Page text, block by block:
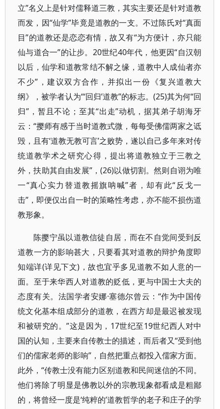
立”名义上是针对儒释道三教，其实主要还是针对道教
而发，因“仙学”毕竟是道教的一支。不过陈氏对“真面
目”的道教还是恋恋有情，故又有“为方便计，亦只能
仙与道合一”的让步。20世纪40年代，他更因“自汉朝
以后，仙学和道教常结不解之缘，道教中人成仙者亦
不少”，建议双方合作，并拟出一份《复兴道教大
纲》，被学者认为“‘回归’道教”的标志。(25)其为何“回
归”，暂且不论；至其“出走”动机，据其弟子胡海牙
云：“撄师有感于当时道教式微，每每受佛儒两家之诋
毁，且有‘道教无教可言’之败势，遂以自己多年来对传
统道教学术之研究心得，提出将道教独立于三教之
外，扶助其自由发展”，(26)以做切割。然则自诩为唯
一“真心实力替道教摇旗呐喊”者，却有此“反戈一
击”，即便仅出自一时的策略性考虑，亦不能不损伤道
教形象。
陈撄宁虽以道教信徒自居，而在不自觉间受到反
道教一方的影响甚大，只要看其对道教的辩护角度即
知端详(详见下文)，故也宜乎多见道教不如人意的一
面。至于来华西人对道教的贬低，更与中国士大夫的
态度有关。法国学者安娜·塞德尔曾云：“作为中国传
统文化基本组成部分的道教，在西方却是最迟被发现
和被研究的。”这是因为，17世纪至19世纪西人对中
国的认知，主要来自传教士的描述，而后者又“受到他
们的儒家老师的影响”，自然把重点都投入儒家方面。
此外，“传教士没有能力区别道教和民间迷信的不同。
他们将除了明显是佛教以外的宗教现象都看成是粗鄙
的，将曾经一度是‘纯粹的’道教哲学的老子和庄子的学